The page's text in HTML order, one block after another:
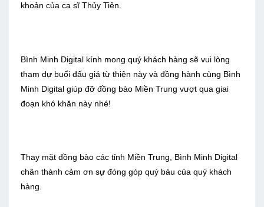
khoản của ca sĩ Thủy Tiên.
Bình Minh Digital kính mong quý khách hàng sẽ vui lòng
tham dự buổi đấu giá từ thiện này và đồng hành cùng Bình
Minh Digital giúp đỡ đồng bào Miền Trung vượt qua giai
đoạn khó khăn này nhé!
Thay mặt đồng bào các tỉnh Miền Trung, Bình Minh Digital
chân thành cảm ơn sự đóng góp quý báu của quý khách
hàng.